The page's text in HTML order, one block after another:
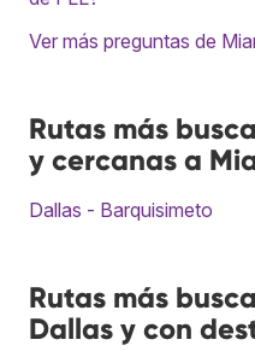
Ver más preguntas de
Rutas más
y cercanas a
Dallas - Barquisimeto
Rutas más
Dallas y con